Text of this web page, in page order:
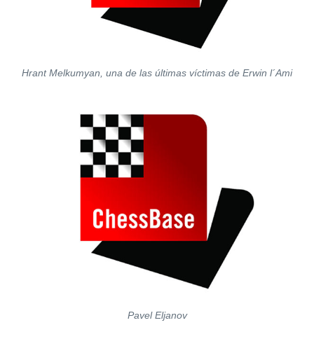
Hrant Melkumyan, una de las últimas víctimas de Erwin l´Ami
Pavel Eljanov